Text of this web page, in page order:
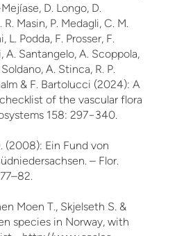
D. Longo, D.
Masin, P. Medagli, C. M.
L. Podda, F. Prosser, F.
A. Santangelo, A. Scoppola,
A. Stinca, R. P.
& F. Bartolucci (2024): A
of the vascular flora
158: 297−340.
(2008): Ein Fund von
– Flor.
Moen T., Skjelseth S. &
species in Norway, with